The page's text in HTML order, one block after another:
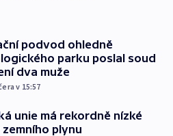
podvod ohledně
parku poslal soud
dva muže
v 15:57
unie má rekordně nízké
plynu